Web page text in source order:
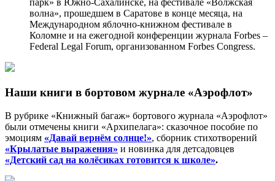
волна», прошедшем в Саратове в конце месяца, на
Международном яблочно-книжном фестивале в
Коломне и на ежегодной конференции журнала Forbes –
Federal Legal Forum, организованном Forbes Congress.
Наши книги в бортовом журнале «Аэрофлот»
В рубрике «Книжный багаж» бортового журнала «Аэрофлот»
были отмечены книги «Архипелага»: сказочное пособие по
эмоциям «Давай вернём солнце!», сборник стихотворений
«Крылатые выражения» и новинка для детсадовцев
«Детский сад на колёсиках готовится к школе».